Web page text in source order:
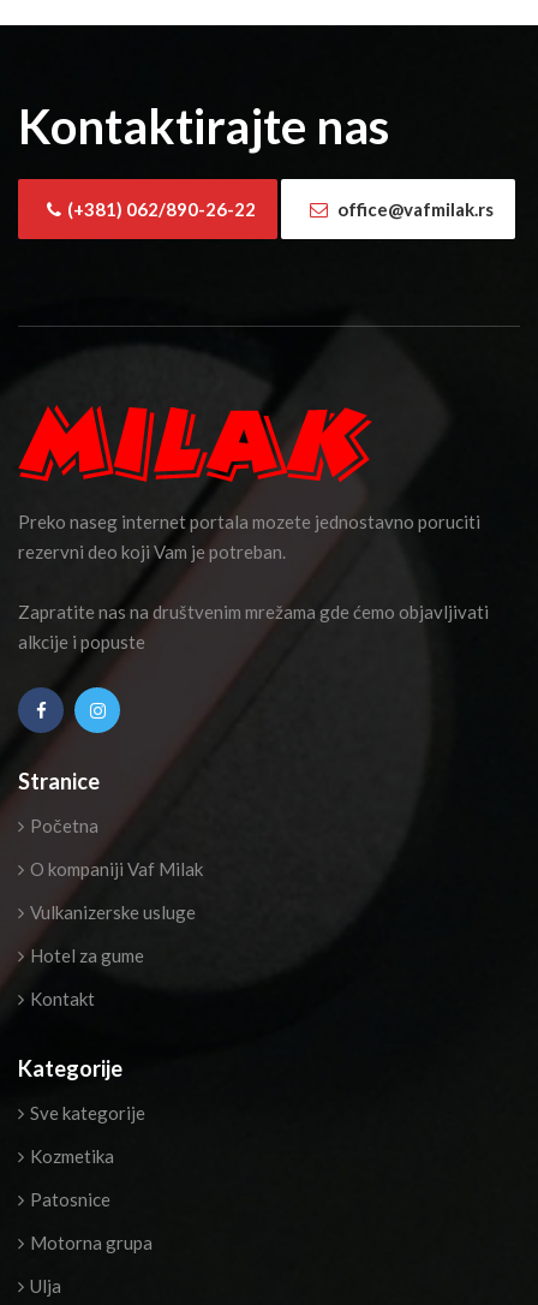
Kontaktirajte nas
(+381) 062/890-26-22 office@vafmilak.rs
Preko naseg internet portala mozete jednostavno poruciti
rezervni deo koji Vam je potreban.
Zapratite nas na društvenim mrežama gde ćemo objavljivati
alkcije i popuste
Stranice
Početna
O kompaniji Vaf Milak
Vulkanizerske usluge
Hotel za gume
Kontakt
Kategorije
Sve kategorije
Kozmetika
Patosnice
Motorna grupa
Ulja